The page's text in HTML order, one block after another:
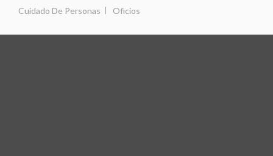
Cuidado De Personas Oficios